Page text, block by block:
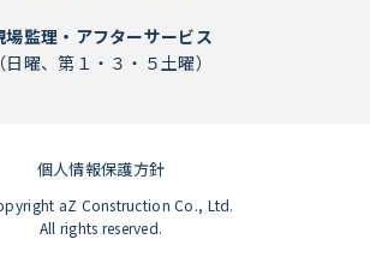
場監理・アフターサービス
（日曜、第１・３・５土曜）
個人情報保護方針
aZ Construction Co., Ltd.
All rights reserved.